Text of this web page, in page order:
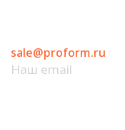
sale@proform.ru
Наш email